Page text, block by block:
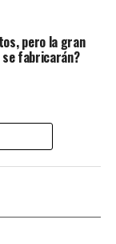
cuenta con
sin sacrificar
, con
pero la gran
se fabricarán?